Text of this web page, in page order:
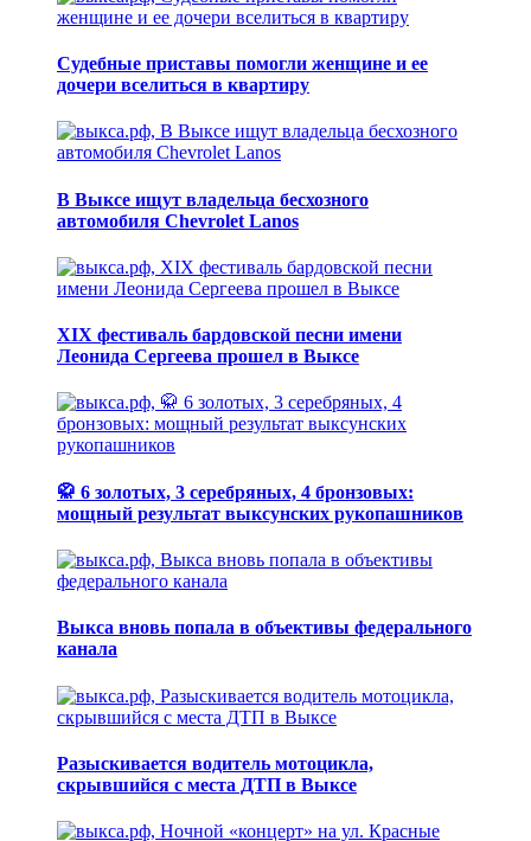
Судебные приставы помогли женщине и ее
дочери вселиться в квартиру
В Выксе ищут владельца бесхозного
автомобиля Chevrolet Lanos
XIX фестиваль бардовской песни имени
Леонида Сергеева прошел в Выксе
🥋 6 золотых, 3 серебряных, 4 бронзовых:
мощный результат выксунских рукопашников
Выкса вновь попала в объективы федерального
канала
Разыскивается водитель мотоцикла,
скрывшийся с места ДТП в Выксе